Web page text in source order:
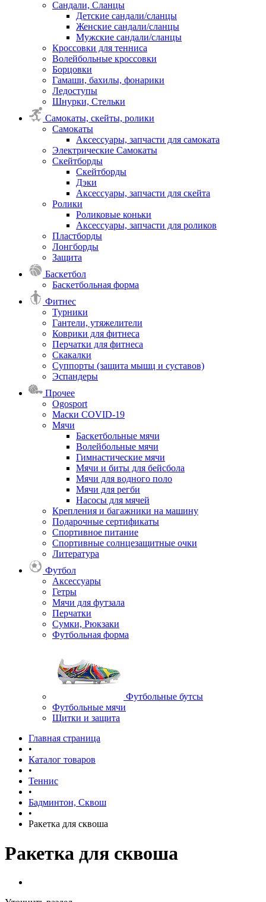
Сандали, Сланцы
Детские сандали/сланцы
Женские сандали/сланцы
Мужские сандали/сланцы
Кроссовки для тенниса
Волейбольные кроссовки
Борцовки
Гамаши, бахилы, фонарики
Ледоступы
Шнурки, Стельки
Самокаты, скейты, ролики
Самокаты
Аксессуары, запчасти для самоката
Электрические Самокаты
Скейтборды
Скейтборды
Дэки
Аксессуары, запчасти для скейта
Ролики
Роликовые коньки
Аксессуары, запчасти для роликов
Пластборды
Лонгборды
Защита
Баскетбол
Баскетбольная форма
Фитнес
Турники
Гантели, утяжелители
Коврики для фитнеса
Перчатки для фитнеса
Скакалки
Суппорты (защита мышц и суставов)
Эспандеры
Прочее
Ogosport
Маски COVID-19
Мячи
Баскетбольные мячи
Волейбольные мячи
Гимнастические мячи
Мячи и биты для бейсбола
Мячи для водного поло
Мячи для регби
Насосы для мячей
Крепления и багажники на машину
Подарочные сертификаты
Спортивное питание
Спортивные солнцезащитные очки
Литература
Футбол
Аксессуары
Гетры
Мячи для футзала
Перчатки
Сумки, Рюкзаки
Футбольная форма
Футбольные бутсы
Футбольные мячи
Щитки и защита
Главная страница
•
Каталог товаров
•
Теннис
•
Бадминтон, Сквош
•
Ракетка для сквоша
Ракетка для сквоша